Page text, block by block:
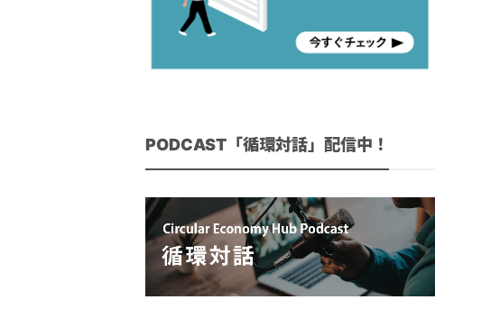
PODCAST「循環対話」配信中！